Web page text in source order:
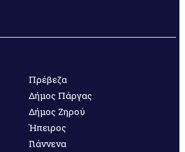
Πρέβεζα
Δήμος Πάργας
Δήμος Ζηρού
Ήπειρος
Γιάννενα